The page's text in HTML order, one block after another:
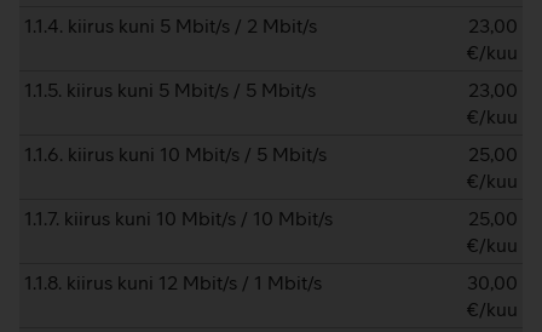
1.1.4. kiirus kuni 5 Mbit/s / 2 Mbit/s
23,00
€/kuu
1.1.5. kiirus kuni 5 Mbit/s / 5 Mbit/s
23,00
€/kuu
1.1.6. kiirus kuni 10 Mbit/s / 5 Mbit/s
25,00
€/kuu
1.1.7. kiirus kuni 10 Mbit/s / 10 Mbit/s
25,00
€/kuu
1.1.8. kiirus kuni 12 Mbit/s / 1 Mbit/s
30,00
€/kuu